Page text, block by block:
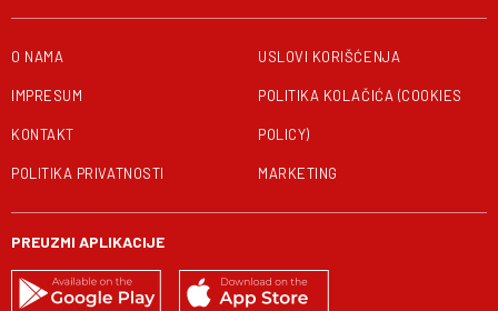
O NAMA
IMPRESUM
KONTAKT
POLITIKA PRIVATNOSTI
USLOVI KORIŠĆENJA
POLITIKA KOLAČIĆA (COOKIES
POLICY)
MARKETING
PREUZMI APLIKACIJE